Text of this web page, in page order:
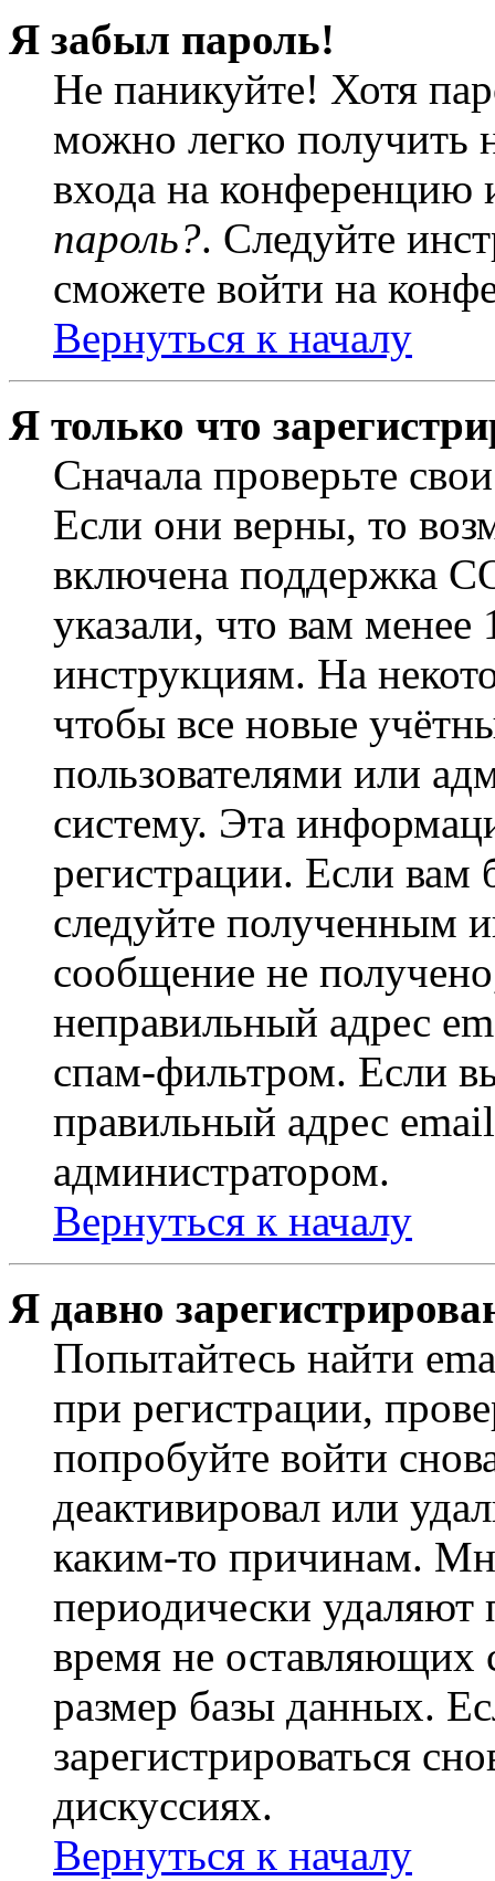
Я забыл пароль!
Не паникуйте! Хотя
можно легко получить
входа на
пароль?. Следуйте
сможете войти на
Вернуться к началу
Я только что
Сначала проверьте
Если они верны, то
включена поддержка
указали, что вам
инструкциям. На
чтобы все новые
пользователями или
систему. Эта
регистрации. Если
следуйте полученным
сообщение не
неправильный адрес
спам-фильтром. Если
правильный адрес
администратором.
Вернуться к началу
Я давно
Попытайтесь найти
при регистрации,
попробуйте войти
деактивировал или
каким-то причинам.
периодически удаляют
время не
размер базы данных.
зарегистрироваться
дискуссиях.
Вернуться к началу